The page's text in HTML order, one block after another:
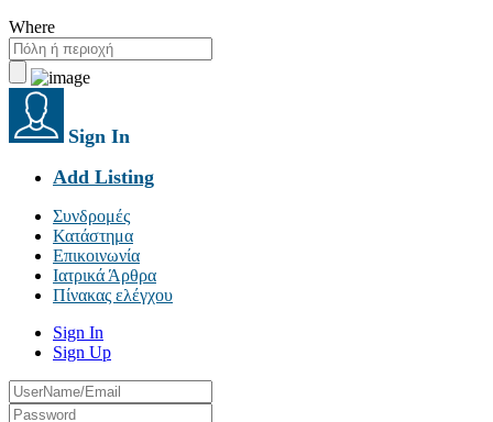
Where
Sign In
Add Listing
Συνδρομές
Κατάστημα
Επικοινωνία
Ιατρικά Άρθρα
Πίνακας ελέγχου
Sign In
Sign Up